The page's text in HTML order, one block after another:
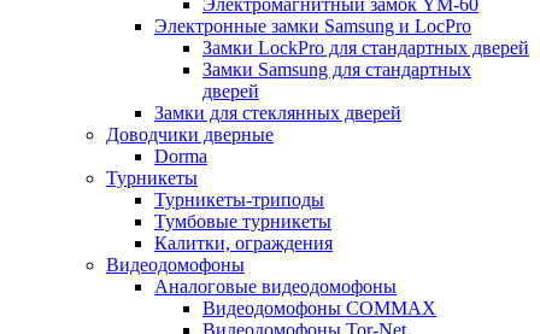
Электронные замки Samsung и LocPro
Замки LockPro для стандартных дверей
Замки Samsung для стандартных
дверей
Замки для стеклянных дверей
Доводчики дверные
Dorma
Турникеты
Турникеты-триподы
Тумбовые турникеты
Калитки, ограждения
Видеодомофоны
Аналоговые видеодомофоны
Видеодомофоны COMMAX
Видеодомофоны Tor-Net